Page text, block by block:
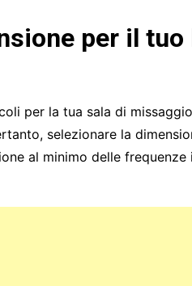
per il tuo
per la tua sala di
selezionare la
al minimo delle frequenze